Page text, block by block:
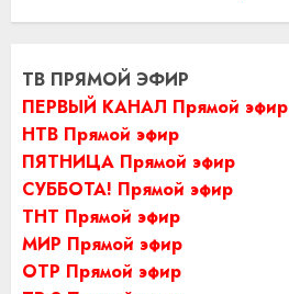
ТВ ПРЯМОЙ ЭФИР
ПЕРВЫЙ КАНАЛ Прямой эфир
НТВ Прямой эфир
ПЯТНИЦА Прямой эфир
СУББОТА! Прямой эфир
ТНТ Прямой эфир
МИР Прямой эфир
ОТР Прямой эфир